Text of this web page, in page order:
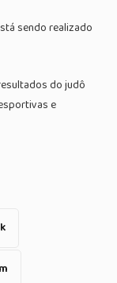
sendo realizado
do judô
e